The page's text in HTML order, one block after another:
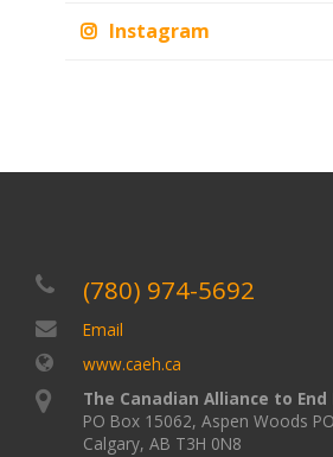
Instagram
(780) 974-5692
Email
www.caeh.ca
The Canadian Alliance to End
PO Box 15062, Aspen Woods PO
Calgary, AB T3H 0N8